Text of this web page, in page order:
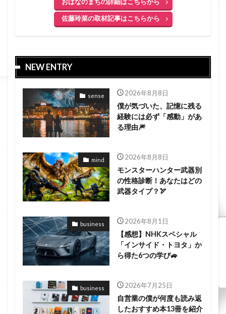
佐藤玲菜の取材記事はこちらから
NEW ENTRY
sense 2026年8月8日
僕が気づいた、記憶に残る
経験には必ず「感動」があ
る理由🎆
mind 2026年8月8日
モンスターハンター武器別
の性格診断！あなたはどの
武器タイプ？🏹
business 2026年8月1日
【感想】NHKスペシャル
「インサイド・トヨタ」か
ら得た6つの学び🚙
business 2026年7月25日
自営業の僕が何度も読み返
したおすすめ本13冊を紹介